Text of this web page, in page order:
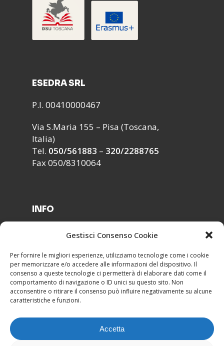
Gestisci Consenso Cookie
Per fornire le migliori esperienze, utilizziamo tecnologie come i cookie
per memorizzare e/o accedere alle informazioni del dispositivo. Il
consenso a queste tecnologie ci permetterà di elaborare dati come il
comportamento di navigazione o ID unici su questo sito. Non
acconsentire o ritirare il consenso può influire negativamente su alcune
caratteristiche e funzioni.
Accetta
ESEDRA SRL
P.I. 00410000467
Via S.Maria 155 – Pisa (Toscana,
Italia)
Tel. 050/561883 – 320/2288765
Fax 050/8310064
INFO
Segreteria ›
Lavora con noi ›
Contatti ›
Esedra srl Copyright 2022 -Privacy & Cookie
Policy